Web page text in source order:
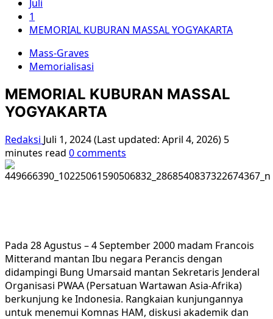
Juli
1
MEMORIAL KUBURAN MASSAL YOGYAKARTA
Mass-Graves
Memorialisasi
MEMORIAL KUBURAN MASSAL
YOGYAKARTA
Redaksi Juli 1, 2024 (Last updated: April 4, 2026) 5
minutes read 0 comments
Pada 28 Agustus – 4 September 2000 madam Francois
Mitterand mantan Ibu negara Perancis dengan
didampingi Bung Umarsaid mantan Sekretaris Jenderal
Organisasi PWAA (Persatuan Wartawan Asia-Afrika)
berkunjung ke Indonesia. Rangkaian kunjungannya
untuk menemui Komnas HAM, diskusi akademik dan